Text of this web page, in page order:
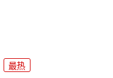
最热